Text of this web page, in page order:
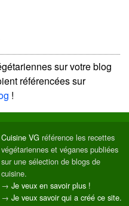
sur votre blog
référencées sur
!
Cuisine VG référence les recettes
végétariennes et véganes publiées
sur une sélection de blogs de
cuisine.
→ Je veux en savoir plus !
→ Je veux savoir qui a créé ce site.